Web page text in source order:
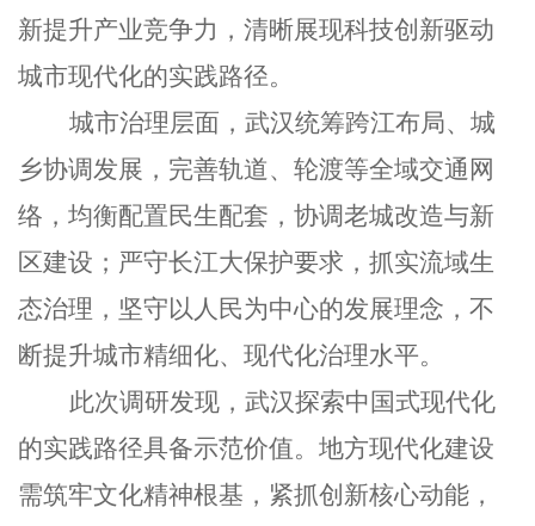
新提升产业竞争力，清晰展现科技创新驱动
城市现代化的实践路径。
城市治理层面，武汉统筹跨江布局、城
乡协调发展，完善轨道、轮渡等全域交通网
络，均衡配置民生配套，协调老城改造与新
区建设；严守长江大保护要求，抓实流域生
态治理，坚守以人民为中心的发展理念，不
断提升城市精细化、现代化治理水平。
此次调研发现，武汉探索中国式现代化
的实践路径具备示范价值。地方现代化建设
需筑牢文化精神根基，紧抓创新核心动能，